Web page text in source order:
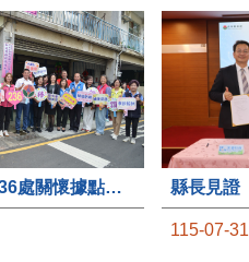
苗栗縣第236處關懷據點在苗栗市維祥里揭牌
115-07-31